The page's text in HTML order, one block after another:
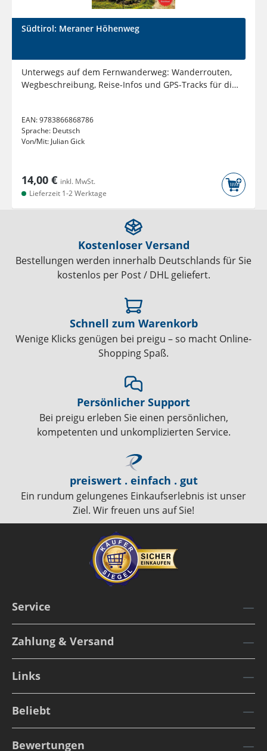
Südtirol: Meraner Höhenweg
Unterwegs auf dem Fernwanderweg: Wanderrouten,
Wegbeschreibung, Reise-Infos und GPS-Tracks für die
EAN:9783866868786
Sprache: Deutsch
Von/Mit: Julian Gick
14,00 € inkl. MwSt.
Lieferzeit 1-2 Werktage
Kostenloser Versand
Bestellungen werden innerhalb Deutschlands für Sie
kostenlos per Post / DHL geliefert.
Schnell zum Warenkorb
Wenige Klicks genügen bei preigu – so macht Online-
Shopping Spaß.
Persönlicher Support
Bei preigu erleben Sie einen persönlichen,
kompetenten und unkomplizierten Service.
preiswert . einfach . gut
Ein rundum gelungenes Einkaufserlebnis ist unser
Ziel. Wir freuen uns auf Sie!
Service
Zahlung & Versand
Links
Beliebt
Bewertungen